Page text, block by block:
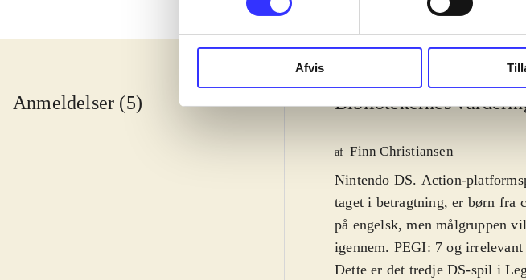
Afvis
Anmeldelser (5) Bibliotekernes
af Finn Christiansen
Nintendo DS. Action-
taget i betragtning, er børn fra
på engelsk, men målgruppen
igennem. PEGI: 7 og
Dette er det tredje DS-spil i